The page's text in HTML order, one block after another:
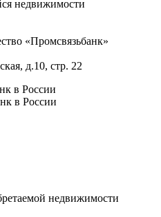
недвижимости
«Промсвязьбанк»
д.10, стр. 22
в России
в России
недвижимости